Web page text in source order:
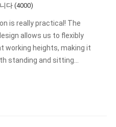
다 (4000)
is really practical! The
allows us to flexibly
working heights, making it
standing and sitting
operator fatigue.
and durable, and the
making it perfect for
The overall